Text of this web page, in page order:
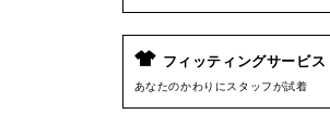
フィッティングサービス
あなたのかわりにスタッフが試着